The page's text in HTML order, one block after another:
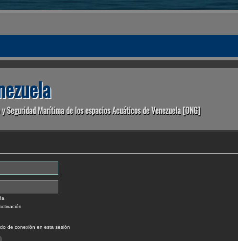
Seguridad Marítima de los espacios Acuáticos de Venezuela [ONG]
de conexión en esta sesión